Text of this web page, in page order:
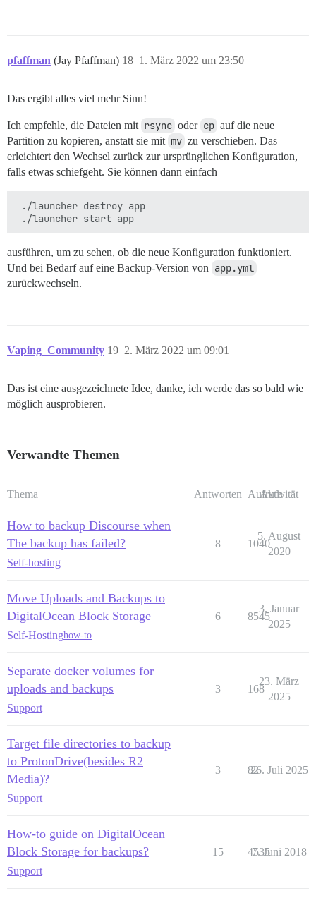
pfaffman (Jay Pfaffman) 1. März 2022 um 23:50
18
Das ergibt alles viel mehr Sinn!
Ich empfehle, die Dateien mit rsync oder cp auf die neue
Partition zu kopieren, anstatt sie mit mv zu verschieben. Das
erleichtert den Wechsel zurück zur ursprünglichen Konfiguration,
falls etwas schiefgeht. Sie können dann einfach
./launcher destroy app
ausführen, um zu sehen, ob die neue Konfiguration funktioniert.
Und bei Bedarf auf eine Backup-Version von app.yml
zurückwechseln.
Vaping_Community 2. März 2022 um 09:01
19
Das ist eine ausgezeichnete Idee, danke, ich werde das so bald wie
möglich ausprobieren.
Verwandte Themen
Thema Antworten Aufrufe
Aktivität
How to backup Discourse when
The backup has failed?
Self-hosting
8 1040
5. August
2020
Move Uploads and Backups to
DigitalOcean Block Storage
Self-Hostinghow-to
6 8545
3. Januar
2025
Separate docker volumes for
uploads and backups
Support
3 168
23. März
2025
Target file directories to backup
to ProtonDrive(besides R2
Media)?
Support
3 82
26. Juli 2025
How-to guide on DigitalOcean
Block Storage for backups?
Support
15 4535
7. Juni 2018